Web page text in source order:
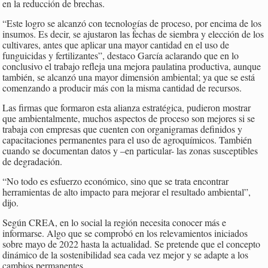
en la reducción de brechas.
“Este logro se alcanzó con tecnologías de proceso, por encima de los
insumos. Es decir, se ajustaron las fechas de siembra y elección de los
cultivares, antes que aplicar una mayor cantidad en el uso de
funguicidas y fertilizantes”, destaco García aclarando que en lo
conclusivo el trabajo refleja una mejora paulatina productiva, aunque
también, se alcanzó una mayor dimensión ambiental; ya que se está
comenzando a producir más con la misma cantidad de recursos.
Las firmas que formaron esta alianza estratégica, pudieron mostrar
que ambientalmente, muchos aspectos de proceso son mejores si se
trabaja con empresas que cuenten con organigramas definidos y
capacitaciones permanentes para el uso de agroquímicos. También
cuando se documentan datos y –en particular- las zonas susceptibles
de degradación.
“No todo es esfuerzo económico, sino que se trata encontrar
herramientas de alto impacto para mejorar el resultado ambiental”,
dijo.
Según CREA, en lo social la región necesita conocer más e
informarse. Algo que se comprobó en los relevamientos iniciados
sobre mayo de 2022 hasta la actualidad. Se pretende que el concepto
dinámico de la sostenibilidad sea cada vez mejor y se adapte a los
cambios permanentes.